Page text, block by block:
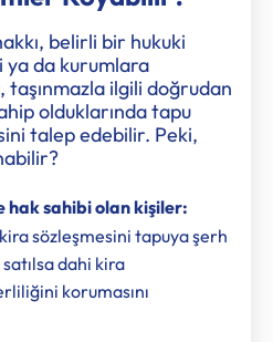
belirli bir hukuki
ya da kurumlara
taşınmazla ilgili doğrudan
olduklarında tapu
talep edebilir. Peki,
hak sahibi olan kişiler:
sözleşmesini tapuya şerh
dahi kira
korumasını